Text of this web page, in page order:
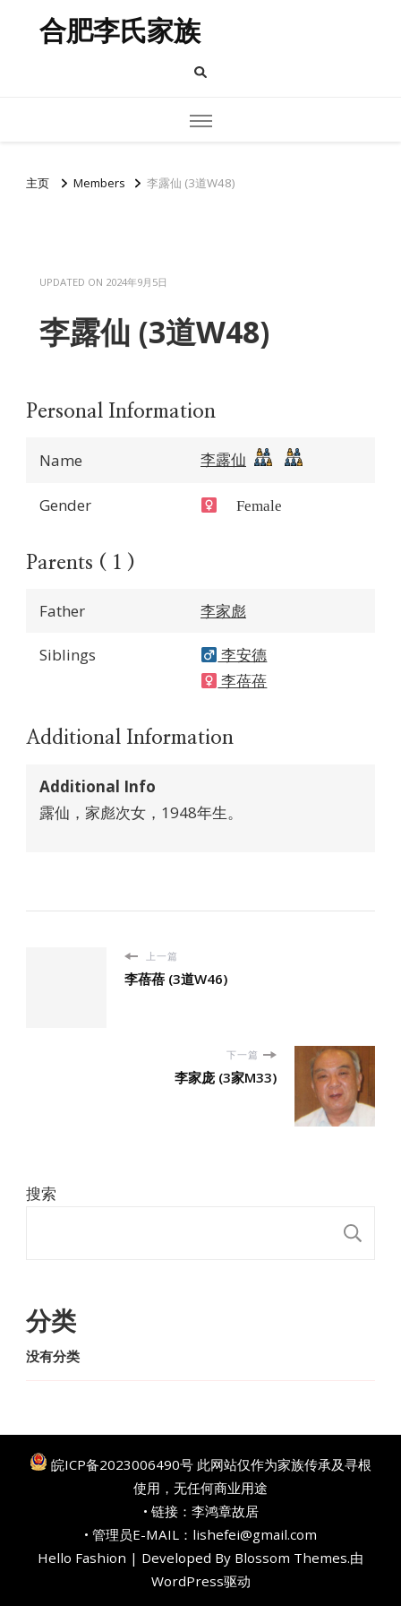
合肥李氏家族
主页 Members 李露仙 (3道W48)
UPDATED ON 2024年9月5日
李露仙 (3道W48)
Personal Information
Name 李露仙
Gender Female
Parents ( 1 )
Father 李家彪
Siblings
李安德
李蓓蓓
Additional Information
Additional Info
露仙，家彪次女，1948年生。
上一篇
李蓓蓓 (3道W46)
下一篇
李家庞 (3家M33)
搜索
分类
没有分类
皖ICP备2023006490号 此网站仅作为家族传承及寻根
使用，无任何商业用途
• 链接： 李鸿章故居
• 管理员E-MAIL：lishefei@gmail.com
Hello Fashion | Developed By Blossom Themes.由
WordPress驱动